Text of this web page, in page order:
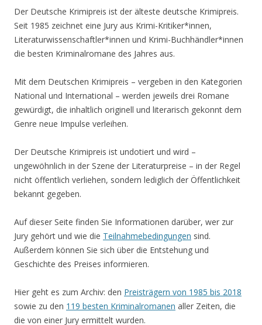
Der Deutsche Krimipreis ist der älteste deutsche Krimipreis.
Seit 1985 zeichnet eine Jury aus Krimi-Kritiker*innen,
Literaturwissenschaftler*innen und Krimi-Buchhändler*innen
die besten Kriminalromane des Jahres aus.
Mit dem Deutschen Krimipreis – vergeben in den Kategorien
National und International – werden jeweils drei Romane
gewürdigt, die inhaltlich originell und literarisch gekonnt dem
Genre neue Impulse verleihen.
Der Deutsche Krimipreis ist undotiert und wird –
ungewöhnlich in der Szene der Literaturpreise – in der Regel
nicht öffentlich verliehen, sondern lediglich der Öffentlichkeit
bekannt gegeben.
Auf dieser Seite finden Sie Informationen darüber, wer zur
Jury gehört und wie die Teilnahmebedingungen sind.
Außerdem können Sie sich über die Entstehung und
Geschichte des Preises informieren.
Hier geht es zum Archiv: den Preisträgern von 1985 bis 2018
sowie zu den 119 besten Kriminalromanen aller Zeiten, die
die von einer Jury ermittelt wurden.